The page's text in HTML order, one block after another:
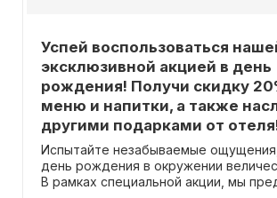
Успей воспользоваться
эксклюзивной акцией в день
рождения! Получи скидку
меню и напитки, а также
другими подарками от
Испытайте незабываемые
день рождения в окружении
В рамках специальной акции, мы